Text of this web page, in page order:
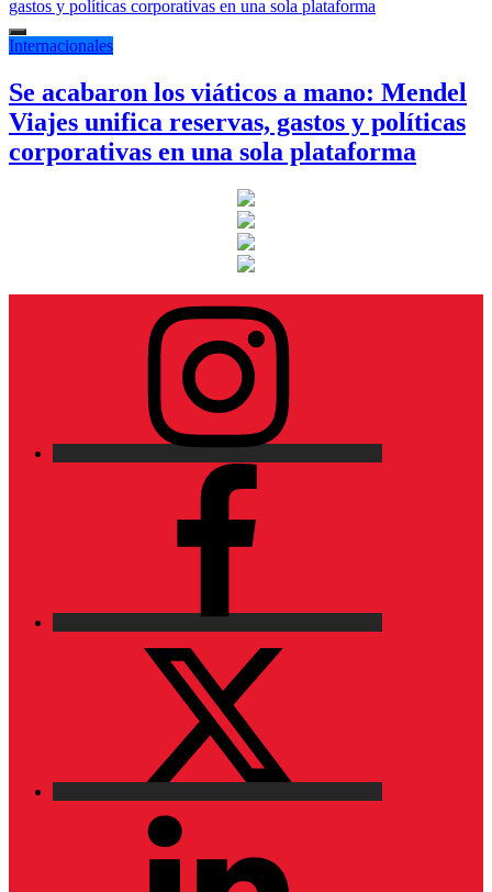
Internacionales
Se acabaron los viáticos a mano: Mendel
Viajes unifica reservas, gastos y políticas
corporativas en una sola plataforma